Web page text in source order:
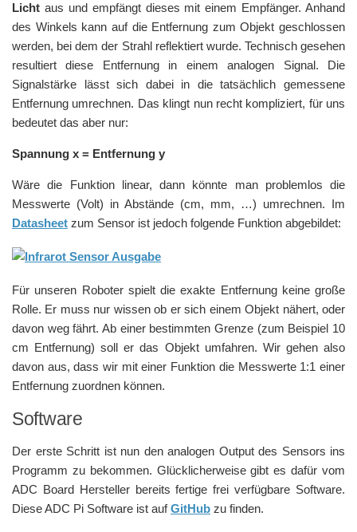
Licht aus und empfängt dieses mit einem Empfänger. Anhand
des Winkels kann auf die Entfernung zum Objekt geschlossen
werden, bei dem der Strahl reflektiert wurde. Technisch gesehen
resultiert diese Entfernung in einem analogen Signal. Die
Signalstärke lässt sich dabei in die tatsächlich gemessene
Entfernung umrechnen. Das klingt nun recht kompliziert, für uns
bedeutet das aber nur:
Spannung x = Entfernung y
Wäre die Funktion linear, dann könnte man problemlos die
Messwerte (Volt) in Abstände (cm, mm, …) umrechnen. Im
Datasheet zum Sensor ist jedoch folgende Funktion abgebildet:
Für unseren Roboter spielt die exakte Entfernung keine große
Rolle. Er muss nur wissen ob er sich einem Objekt nähert, oder
davon weg fährt. Ab einer bestimmten Grenze (zum Beispiel 10
cm Entfernung) soll er das Objekt umfahren. Wir gehen also
davon aus, dass wir mit einer Funktion die Messwerte 1:1 einer
Entfernung zuordnen können.
Software
Der erste Schritt ist nun den analogen Output des Sensors ins
Programm zu bekommen. Glücklicherweise gibt es dafür vom
ADC Board Hersteller bereits fertige frei verfügbare Software.
Diese ADC Pi Software ist aufGitHub zu finden.